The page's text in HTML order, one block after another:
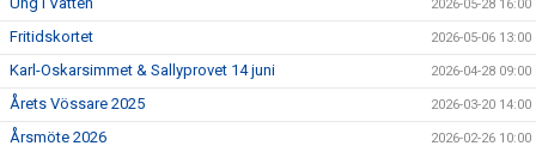
2026-05-28 16:00
Fritidskortet 2026-05-06 13:00
Karl-Oskarsimmet & Sallyprovet 14 juni 2026-04-28 09:00
Årets Vössare 2025 2026-03-20 14:00
Årsmöte 2026 2026-02-26 10:00